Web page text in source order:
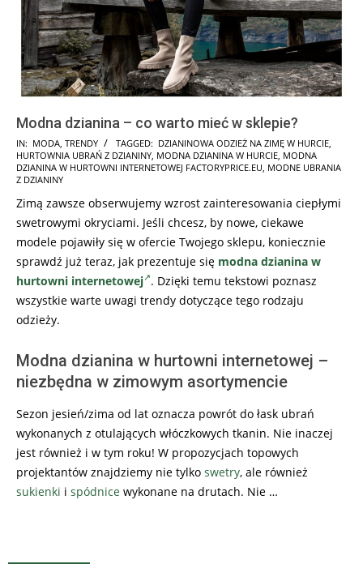
Modna dzianina – co warto mieć w sklepie?
2022-
10-
13
IN: MODA TRENDY TAGGED: DZIANINOWA ODZIEŻ NA ZIMĘ W HURCIE
HURTOWNIA UBRAŃ Z DZIANINY MODNA DZIANINA W HURCIE MODNA
DZIANINA W HURTOWNI INTERNETOWEJ FACTORYPRICE.EU MODNE UBRANIA
Z DZIANINY
Zimą zawsze obserwujemy wzrost zainteresowania ciepłymi
swetrowymi okryciami. Jeśli chcesz, by nowe, ciekawe
modele pojawiły się w ofercie Twojego sklepu, koniecznie
sprawdź już teraz, jak prezentuje się modna dzianina w
hurtowni internetowej . Dzięki temu tekstowi poznasz
wszystkie warte uwagi trendy dotyczące tego rodzaju
odzieży.
Modna dzianina w hurtowni internetowej –
niezbędna w zimowym asortymencie
Sezon jesień/zima od lat oznacza powrót do łask ubrań
wykonanych z otulających włóczkowych tkanin. Nie inaczej
jest również i w tym roku! W propozycjach topowych
projektantów znajdziemy nie tylko swetry, ale również
sukienki i spódnice wykonane na drutach. Nie …